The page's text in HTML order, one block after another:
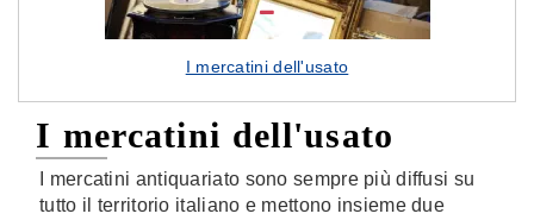
I mercatini dell'usato
I mercatini dell'usato
I mercatini antiquariato sono sempre più diffusi su
tutto il territorio italiano e mettono insieme due